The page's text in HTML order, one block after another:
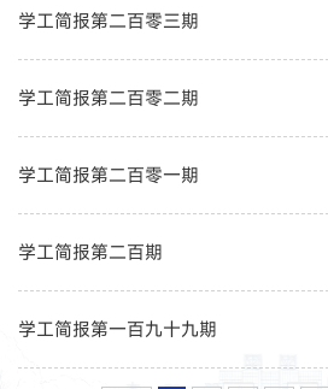
学工简报第二百零三期
学工简报第二百零二期
学工简报第二百零一期
学工简报第二百期
学工简报第一百九十九期